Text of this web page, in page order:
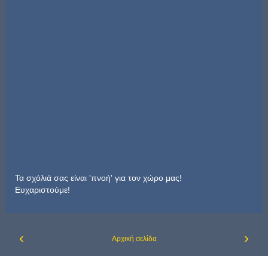
Τα σχόλιά σας είναι 'πνοή' για τον χώρο μας!
Ευχαριστούμε!
‹ ›
Αρχική σελίδα